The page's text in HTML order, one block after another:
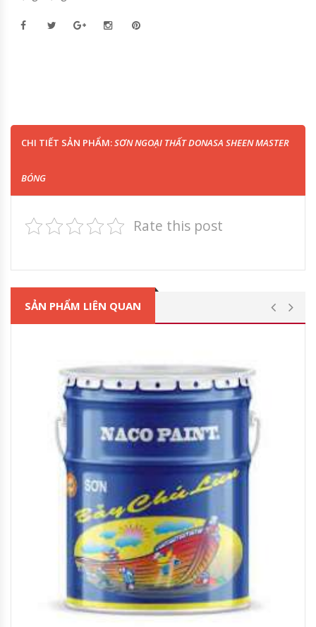
CHI TIẾT SẢN PHẨM:SƠN NGOẠI THẤT DONASA SHEEN MASTER
BÓNG
Rate this post
SẢN PHẨM LIÊN QUAN